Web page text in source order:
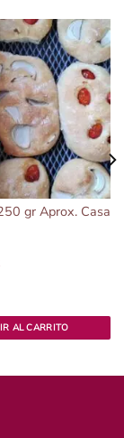
gr Aprox. Casa
gr Aprox. Casa
AL CARRITO